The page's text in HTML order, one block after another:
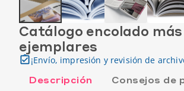
Catálogo encolado
ejemplares
¡Envío, impresión y revisión de
Descripción Consejos de